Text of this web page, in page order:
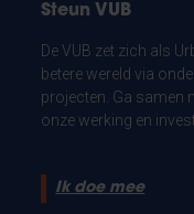
Steun VUB
De VUB zet zich als
betere wereld via
projecten. Ga samen
onze werking en
Ik doe mee